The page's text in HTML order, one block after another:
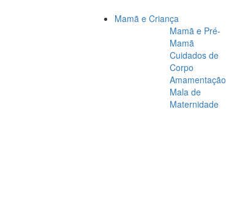
Mamã e Criança
Mamã e Pré-
Mamã
Cuidados de
Corpo
Amamentação
Mala de
Maternidade